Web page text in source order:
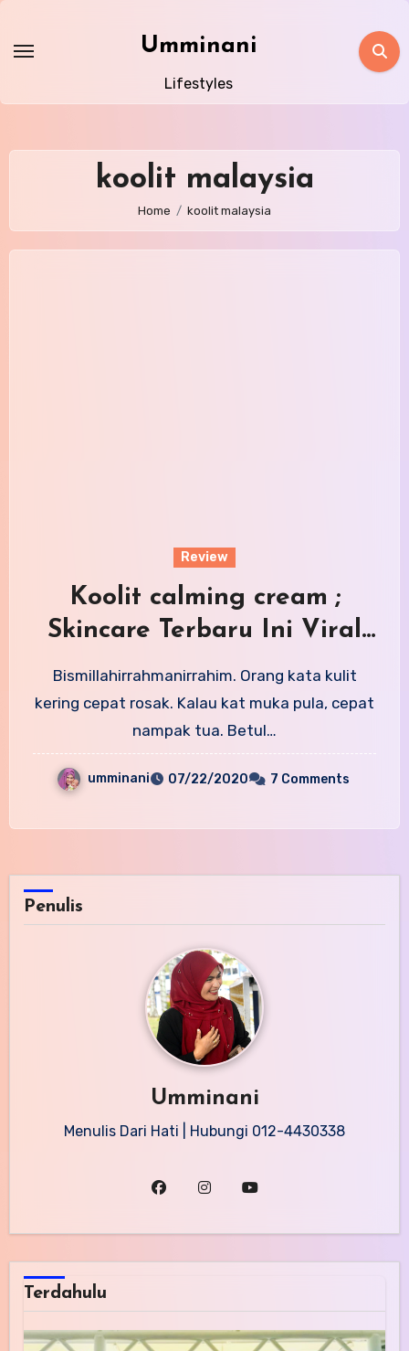
content
Umminani
Lifestyles
koolit malaysia
Home koolit malaysia
Review
Koolit calming cream ;
Skincare Terbaru Ini Viral
Rupanya
Bismillahirrahmanirrahim. Orang kata kulit
kering cepat rosak. Kalau kat muka pula, cepat
nampak tua. Betul…
umminani 07/22/2020 7 Comments
Penulis
Umminani
Menulis Dari Hati | Hubungi 012-4430338
Terdahulu